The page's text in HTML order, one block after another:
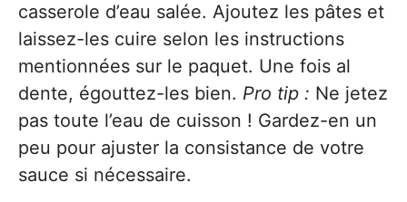
casserole d’eau salée. Ajoutez les pâtes et
laissez-les cuire selon les instructions
mentionnées sur le paquet. Une fois al
dente, égouttez-les bien. Pro tip : Ne jetez
pas toute l’eau de cuisson ! Gardez-en un
peu pour ajuster la consistance de votre
sauce si nécessaire.